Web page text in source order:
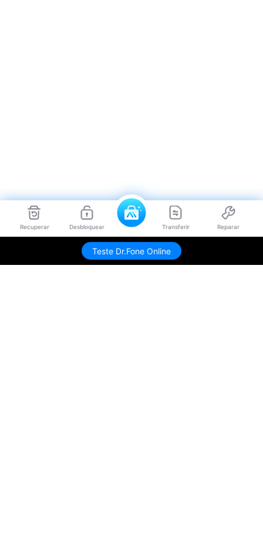
Recuperar Desbloquear Transferir Reparar
Teste Dr.Fone Online